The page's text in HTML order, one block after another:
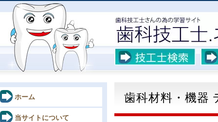
歯科材料・機器
ホーム
当サイトについて